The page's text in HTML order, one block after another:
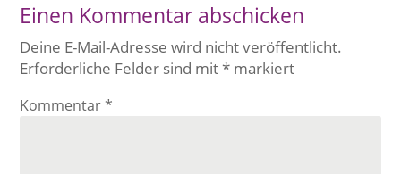
Einen Kommentar abschicken
Deine E-Mail-Adresse wird nicht veröffentlicht.
Erforderliche Felder sind mit* markiert
Kommentar*